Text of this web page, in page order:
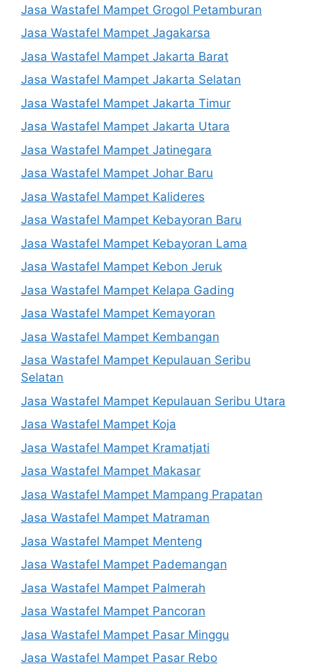
Jasa Wastafel Mampet Grogol Petamburan
Jasa Wastafel Mampet Jagakarsa
Jasa Wastafel Mampet Jakarta Barat
Jasa Wastafel Mampet Jakarta Selatan
Jasa Wastafel Mampet Jakarta Timur
Jasa Wastafel Mampet Jakarta Utara
Jasa Wastafel Mampet Jatinegara
Jasa Wastafel Mampet Johar Baru
Jasa Wastafel Mampet Kalideres
Jasa Wastafel Mampet Kebayoran Baru
Jasa Wastafel Mampet Kebayoran Lama
Jasa Wastafel Mampet Kebon Jeruk
Jasa Wastafel Mampet Kelapa Gading
Jasa Wastafel Mampet Kemayoran
Jasa Wastafel Mampet Kembangan
Jasa Wastafel Mampet Kepulauan Seribu
Selatan
Jasa Wastafel Mampet Kepulauan Seribu Utara
Jasa Wastafel Mampet Koja
Jasa Wastafel Mampet Kramatjati
Jasa Wastafel Mampet Makasar
Jasa Wastafel Mampet Mampang Prapatan
Jasa Wastafel Mampet Matraman
Jasa Wastafel Mampet Menteng
Jasa Wastafel Mampet Pademangan
Jasa Wastafel Mampet Palmerah
Jasa Wastafel Mampet Pancoran
Jasa Wastafel Mampet Pasar Minggu
Jasa Wastafel Mampet Pasar Rebo